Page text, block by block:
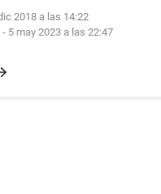
2018 a las 14:22
- 5 may 2023 a las 22:47